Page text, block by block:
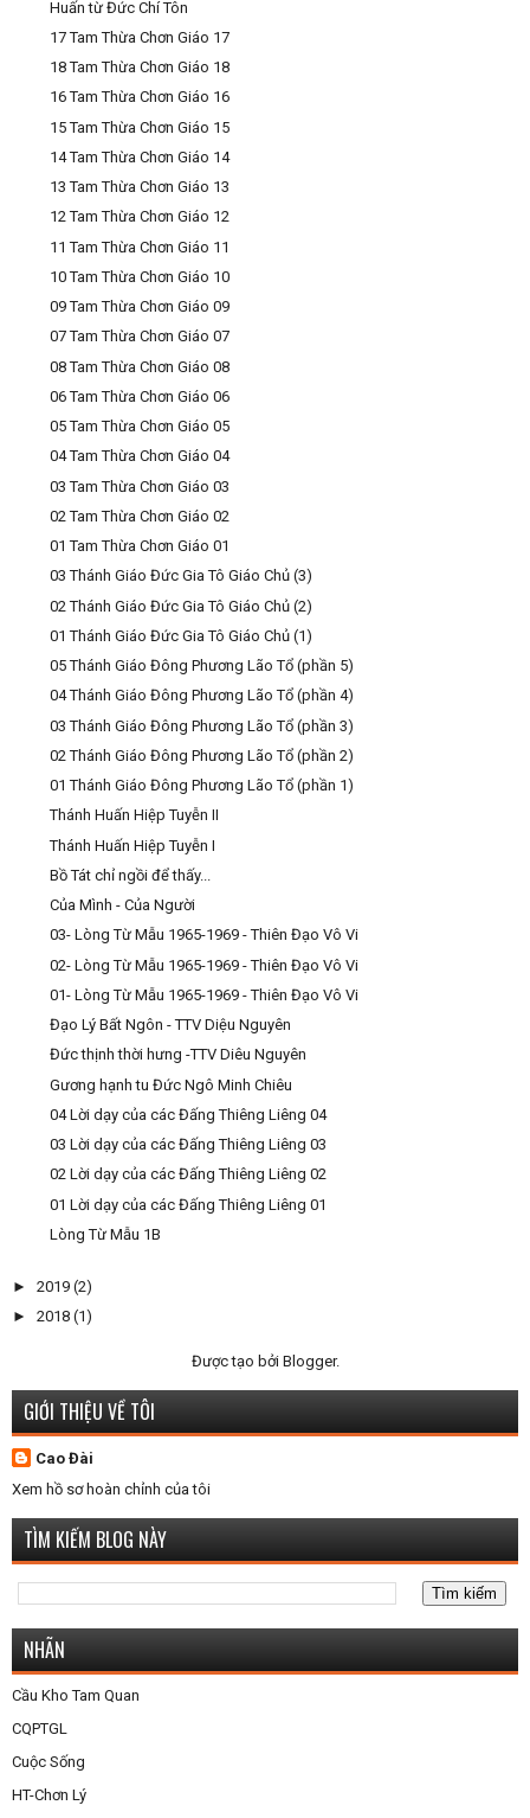
Huấn từ Đức Chí Tôn
17 Tam Thừa Chơn Giáo 17
18 Tam Thừa Chơn Giáo 18
16 Tam Thừa Chơn Giáo 16
15 Tam Thừa Chơn Giáo 15
14 Tam Thừa Chơn Giáo 14
13 Tam Thừa Chơn Giáo 13
12 Tam Thừa Chơn Giáo 12
11 Tam Thừa Chơn Giáo 11
10 Tam Thừa Chơn Giáo 10
09 Tam Thừa Chơn Giáo 09
07 Tam Thừa Chơn Giáo 07
08 Tam Thừa Chơn Giáo 08
06 Tam Thừa Chơn Giáo 06
05 Tam Thừa Chơn Giáo 05
04 Tam Thừa Chơn Giáo 04
03 Tam Thừa Chơn Giáo 03
02 Tam Thừa Chơn Giáo 02
01 Tam Thừa Chơn Giáo 01
03 Thánh Giáo Đức Gia Tô Giáo Chủ (3)
02 Thánh Giáo Đức Gia Tô Giáo Chủ (2)
01 Thánh Giáo Đức Gia Tô Giáo Chủ (1)
05 Thánh Giáo Đông Phương Lão Tổ (phần 5)
04 Thánh Giáo Đông Phương Lão Tổ (phần 4)
03 Thánh Giáo Đông Phương Lão Tổ (phần 3)
02 Thánh Giáo Đông Phương Lão Tổ (phần 2)
01 Thánh Giáo Đông Phương Lão Tổ (phần 1)
Thánh Huấn Hiệp Tuyễn II
Thánh Huấn Hiệp Tuyễn I
Bồ Tát chỉ ngồi để thấy...
Của Mình - Của Người
03- Lòng Từ Mẫu 1965-1969 - Thiên Đạo Vô Vi
02- Lòng Từ Mẫu 1965-1969 - Thiên Đạo Vô Vi
01- Lòng Từ Mẫu 1965-1969 - Thiên Đạo Vô Vi
Đạo Lý Bất Ngôn - TTV Diệu Nguyên
Đức thịnh thời hưng -TTV Diêu Nguyên
Gương hạnh tu Đức Ngô Minh Chiêu
04 Lời dạy của các Đấng Thiêng Liêng 04
03 Lời dạy của các Đấng Thiêng Liêng 03
02 Lời dạy của các Đấng Thiêng Liêng 02
01 Lời dạy của các Đấng Thiêng Liêng 01
Lòng Từ Mẫu 1B
► 2019 (2)
► 2018 (1)
Được tạo bởi Blogger.
GIỚI THIỆU VỀ TÔI
Cao Đài
Xem hồ sơ hoàn chỉnh của tôi
TÌM KIẾM BLOG NÀY
NHÃN
Cầu Kho Tam Quan
CQPTGL
Cuộc Sống
HT-Chơn Lý